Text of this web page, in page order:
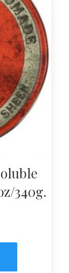
340g.